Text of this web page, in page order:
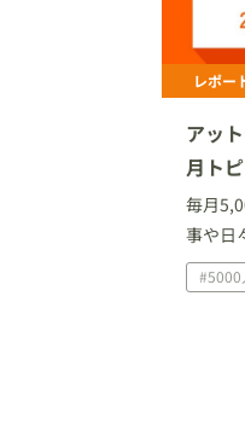
レポー
アッ
月ト
毎月
事や日
ていま
たイベ
#5000